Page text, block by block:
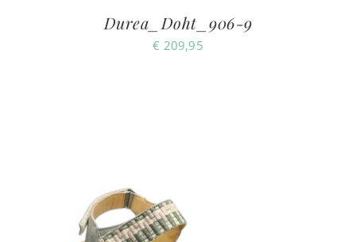
Durea_Doht_906-9
€ 209,95